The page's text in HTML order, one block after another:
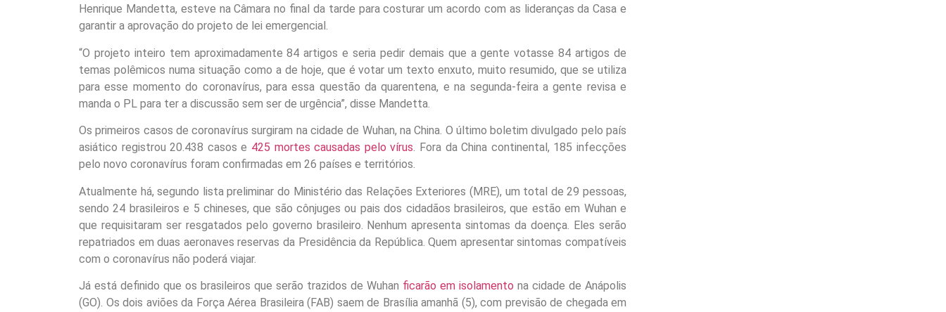
Henrique Mandetta, esteve na Câmara no final da tarde para costurar um acordo com as lideranças da Casa e
garantir a aprovação do projeto de lei emergencial.
“O projeto inteiro tem aproximadamente 84 artigos e seria pedir demais que a gente votasse 84 artigos de
temas polêmicos numa situação como a de hoje, que é votar um texto enxuto, muito resumido, que se utiliza
para esse momento do coronavírus, para essa questão da quarentena, e na segunda-feira a gente revisa e
manda o PL para ter a discussão sem ser de urgência”, disse Mandetta.
Os primeiros casos de coronavírus surgiram na cidade de Wuhan, na China. O último boletim divulgado pelo país
asiático registrou 20.438 casos e 425 mortes causadas pelo vírus. Fora da China continental, 185 infecções
pelo novo coronavírus foram confirmadas em 26 países e territórios.
Atualmente há, segundo lista preliminar do Ministério das Relações Exteriores (MRE), um total de 29 pessoas,
sendo 24 brasileiros e 5 chineses, que são cônjuges ou pais dos cidadãos brasileiros, que estão em Wuhan e
que requisitaram ser resgatados pelo governo brasileiro. Nenhum apresenta sintomas da doença. Eles serão
repatriados em duas aeronaves reservas da Presidência da República. Quem apresentar sintomas compatíveis
com o coronavírus não poderá viajar.
Já está definido que os brasileiros que serão trazidos de Wuhan ficarão em isolamento na cidade de Anápolis
(GO). Os dois aviões da Força Aérea Brasileira (FAB) saem de Brasília amanhã (5), com previsão de chegada em